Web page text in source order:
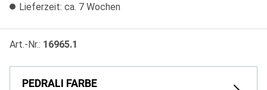
Lieferzeit: ca. 7 Wochen
Art.-Nr.: 16965.1
PEDRALI FARBE